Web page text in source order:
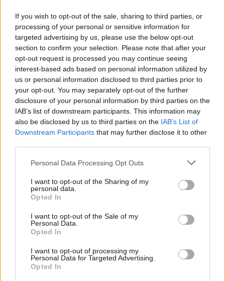
If you wish to opt-out of the sale, sharing to third parties, or
processing of your personal or sensitive information for
targeted advertising by us, please use the below opt-out
section to confirm your selection. Please note that after your
opt-out request is processed you may continue seeing
interest-based ads based on personal information utilized by
us or personal information disclosed to third parties prior to
your opt-out. You may separately opt-out of the further
disclosure of your personal information by third parties on the
IAB’s list of downstream participants. This information may
also be disclosed by us to third parties on the IAB’s List of
Downstream Participants that may further disclose it to other
Please note that this website/app uses one or more Google
not limited to your visit or usage behaviour. You may click to
grant or deny consent to Google and its third-party tags to
use your data for below specified purposes in below Google
consent section.
Personal Data Processing Opt Outs
I want to opt-out of the Sharing of my
personal data.
Opted In
I want to opt-out of the Sale of my
Personal Data.
Opted In
I want to opt-out of processing my
Personal Data for Targeted Advertising.
Opted In